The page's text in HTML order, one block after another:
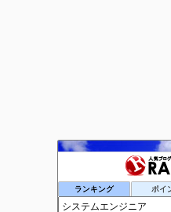
ランキング ポイ
53位 システムってこんな
54位 SHARE-OB | 私た